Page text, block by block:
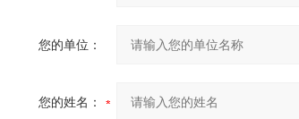
您的单位：
您的姓名：